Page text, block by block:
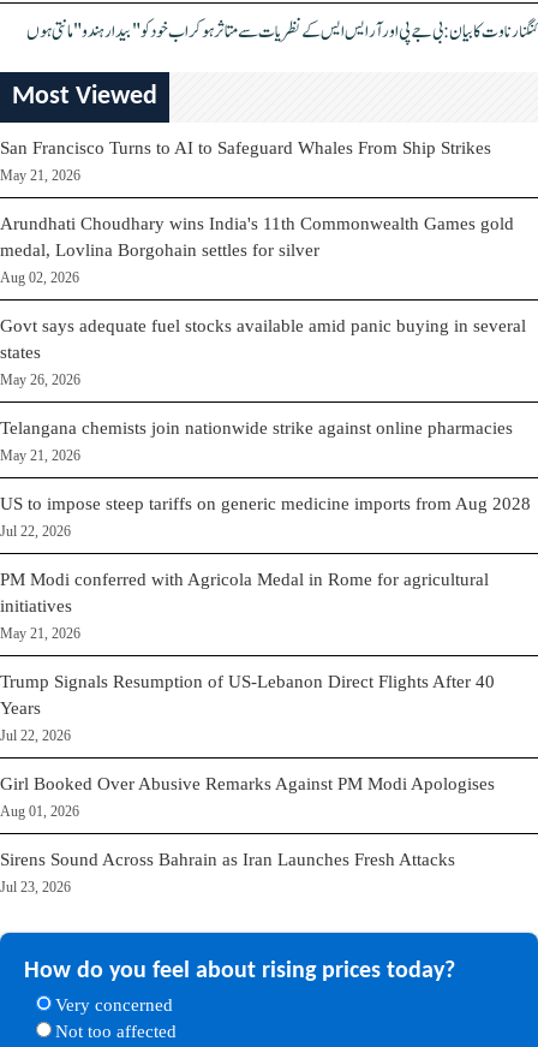
کنگنا رناوت کا بیان: بی جے پی اور آر ایس ایس کے نظریات سے متاثر ہو کر اب خود کو "بیدار ہندو" مانتی ہوں
Most Viewed
San Francisco Turns to AI to Safeguard Whales From Ship Strikes
May 21, 2026
Arundhati Choudhary wins India's 11th Commonwealth Games gold
medal, Lovlina Borgohain settles for silver
Aug 02, 2026
Govt says adequate fuel stocks available amid panic buying in several
states
May 26, 2026
Telangana chemists join nationwide strike against online pharmacies
May 21, 2026
US to impose steep tariffs on generic medicine imports from Aug 2028
Jul 22, 2026
PM Modi conferred with Agricola Medal in Rome for agricultural
initiatives
May 21, 2026
Trump Signals Resumption of US-Lebanon Direct Flights After 40
Years
Jul 22, 2026
Girl Booked Over Abusive Remarks Against PM Modi Apologises
Aug 01, 2026
Sirens Sound Across Bahrain as Iran Launches Fresh Attacks
Jul 23, 2026
How do you feel about rising prices today?
Very concerned
Not too affected